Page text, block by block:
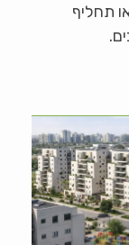
תחליף